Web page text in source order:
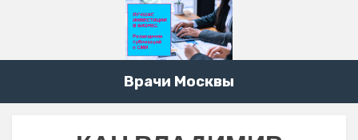
Врачи Москвы